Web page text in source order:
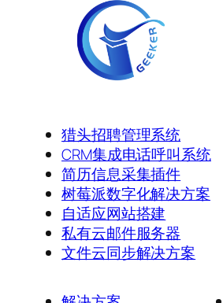
猎头招聘管理系统
CRM集成电话呼叫系统
简历信息采集插件
树莓派数字化解决方案
自适应网站搭建
私有云邮件服务器
文件云同步解决方案